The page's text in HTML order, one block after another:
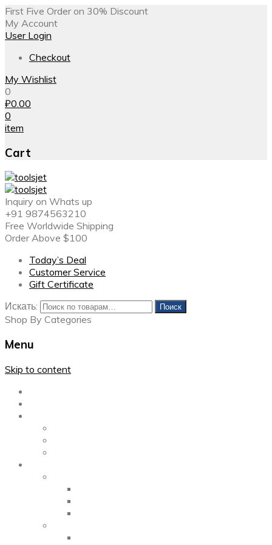
First Five Order on 30% Discount
My Account
User Login
Checkout
My Wishlist
0
₽0.00
0
item
Cart
Inquiry on Whats up
+91 9874563210
Free Worldwide Shipping
Order Above $100
Today’s Deal
Customer Service
Gift Certificate
Искать:
Поиск
Shop By Categories
Menu
Skip to content